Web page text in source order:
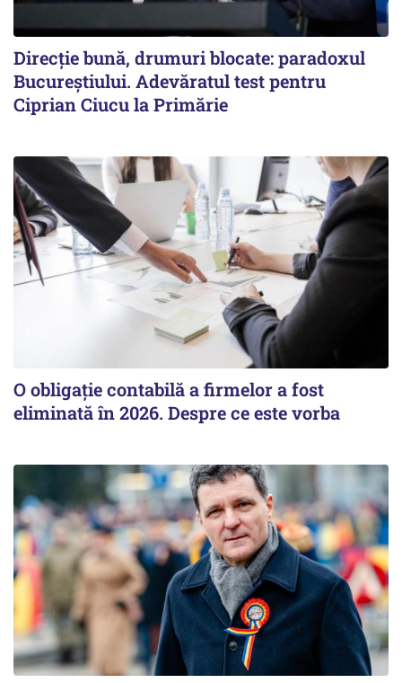
Direcție bună, drumuri blocate: paradoxul
Bucureștiului. Adevăratul test pentru
Ciprian Ciucu la Primărie
O obligație contabilă a firmelor a fost
eliminată în 2026. Despre ce este vorba